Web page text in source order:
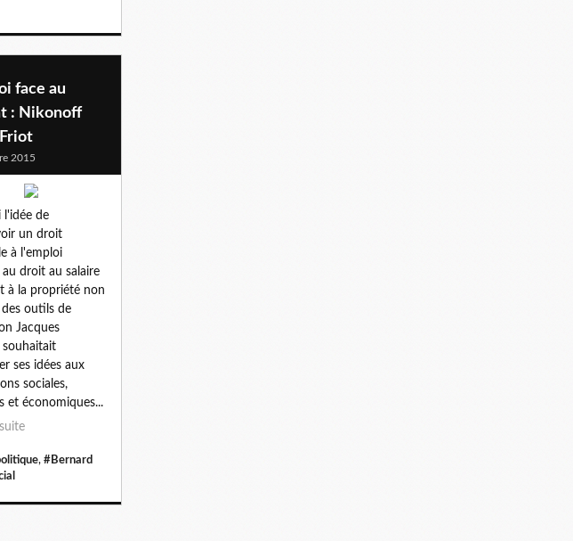
face au
: Nikonoff
2015
l'idée de
un droit
à l'emploi
droit au salaire
à la propriété non
des outils de
Jacques
ses idées aux
sociales,
et économiques...
, #Bernard